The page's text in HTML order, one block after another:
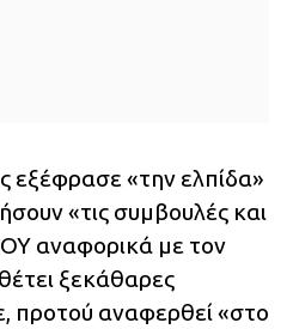
εξέφρασε «την ελπίδα»
«τις συμβουλές και
αναφορικά με τον
ξεκάθαρες
προτού αναφερθεί «στο